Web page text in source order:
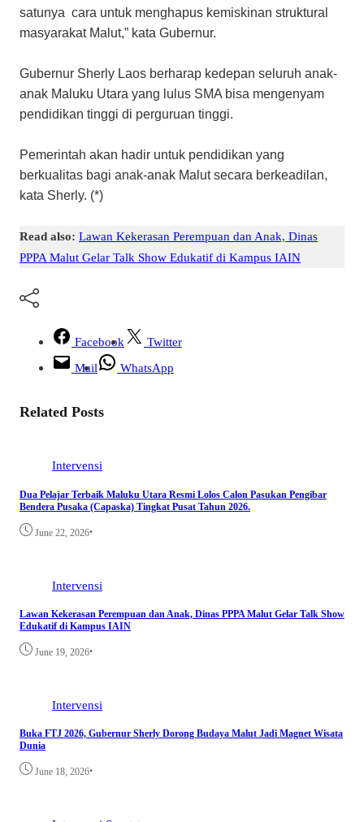
satunya cara untuk menghapus kemiskinan struktural
masyarakat Malut,” kata Gubernur.
Gubernur Sherly Laos berharap kedepan seluruh anak-
anak Maluku Utara yang lulus SMA bisa mengenyam
pendidikan tinggi di perguruan tinggi.
Pemerintah akan hadir untuk pendidikan yang
berkualitas bagi anak-anak Malut secara berkeadilan,
kata Sherly. (*)
Read also: Lawan Kekerasan Perempuan dan Anak, Dinas
PPPA Malut Gelar Talk Show Edukatif di Kampus IAIN
Facebook
Twitter
Mail
WhatsApp
Related Posts
Intervensi
Dua Pelajar Terbaik Maluku Utara Resmi Lolos Calon Pasukan Pengibar
Bendera Pusaka (Capaska) Tingkat Pusat Tahun 2026.
June 22, 2026•
Intervensi
Lawan Kekerasan Perempuan dan Anak, Dinas PPPA Malut Gelar Talk Show
Edukatif di Kampus IAIN
June 19, 2026•
Intervensi
Buka FTJ 2026, Gubernur Sherly Dorong Budaya Malut Jadi Magnet Wisata
Dunia
June 18, 2026•